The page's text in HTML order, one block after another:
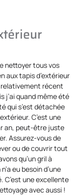
nettoyer tous vos
aux tapis d’extérieur
relativement récent
j’ai quand même été
qui s’est détachée
C’est une
an, peut-être juste
Assurez-vous de
ou de couvrir tout
qu’un gril à
eu besoin d’une
C’est une excellente
avec aussi !